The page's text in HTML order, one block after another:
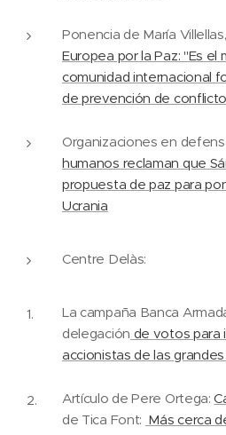
Ponencia de María Villellas,
Europea por la Paz: "Es
comunidad internacional
de prevención de
Organizaciones en
humanos reclaman que
propuesta de paz para
Ucrania
Centre Delàs:
La campaña Banca
delegación de votos para
accionistas de las
Artículo de Pere Ortega:
de Tica Font: Más cerca